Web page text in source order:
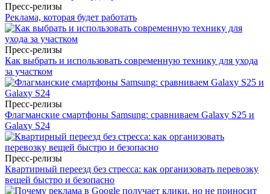
Пресс-релизы
Реклама, которая будет работать
Пресс-релизы
Как выбрать и использовать современную технику для ухода
за участком
Пресс-релизы
Флагманские смартфоны Samsung: сравниваем Galaxy S25 и
Galaxy S24
Пресс-релизы
Квартирный переезд без стресса: как организовать перевозку
вещей быстро и безопасно